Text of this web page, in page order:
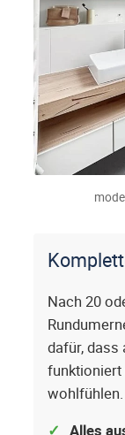
Nach 20
dafür, dass
funktioniert
wohlfühlen.
Alles